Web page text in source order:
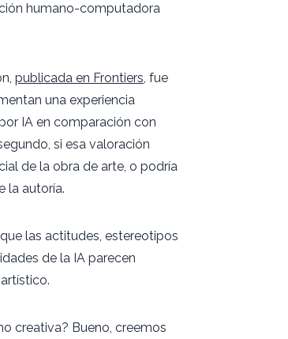
humano-computadora
publicada en Frontiers, fue
una experiencia
IA en comparación con
si esa valoración
de la obra de arte, o podría
la autoría.
las actitudes, estereotipos
de la IA parecen
creativa? Bueno, creemos